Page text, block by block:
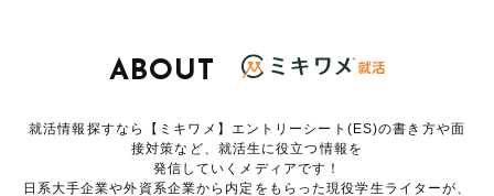
ABOUT
就活情報探すなら【ミキワメ】エントリーシート(ES)の書き方や面
接対策など、就活生に役立つ情報を
発信していくメディアです！
日系大手企業や外資系企業から内定をもらった現役学生ライターが、